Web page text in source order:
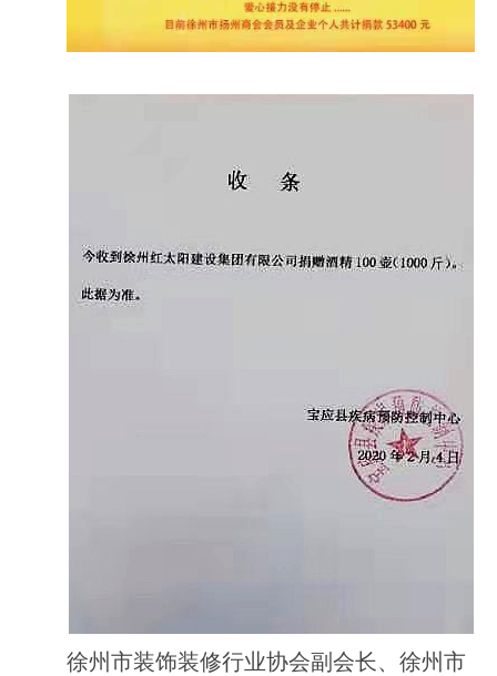
徐州市装饰装修行业协会副会长、徐州市